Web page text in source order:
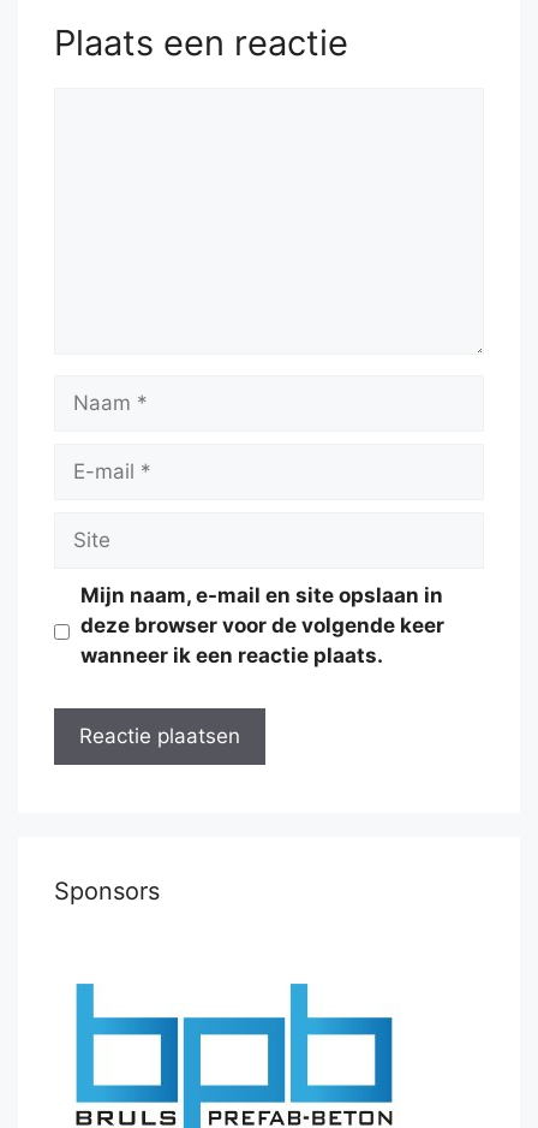
Plaats een reactie
Naam
Site
Mijn naam, e-mail en site opslaan in
deze browser voor de volgende keer
wanneer ik een reactie plaats.
Sponsors